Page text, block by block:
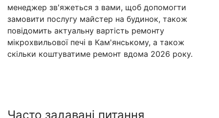
менеджер зв'яжеться з вами, щоб допомогти
замовити послугу майстер на будинок, також
повідомить актуальну вартість ремонту
мікрохвильової печі в Кам'янському, а також
скільки коштуватиме ремонт вдома 2026 року.
Часто задавані питання